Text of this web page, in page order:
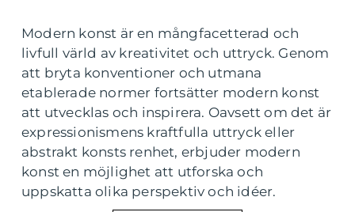
Modern konst är en mångfacetterad och
livfull värld av kreativitet och uttryck. Genom
att bryta konventioner och utmana
etablerade normer fortsätter modern konst
att utvecklas och inspirera. Oavsett om det är
expressionismens kraftfulla uttryck eller
abstrakt konsts renhet, erbjuder modern
konst en möjlighet att utforska och
uppskatta olika perspektiv och idéer.